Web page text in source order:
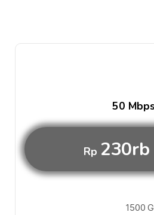
50
Rp 230rb
1500